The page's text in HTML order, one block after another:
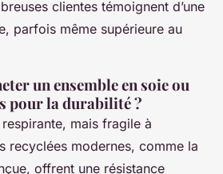
clientes témoignent d’une
parfois même supérieure au
un ensemble en soie ou
pour la durabilité ?
mais fragile à
recyclées modernes, comme la
offrent une résistance